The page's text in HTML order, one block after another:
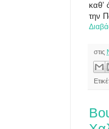
καθ’
την
στις